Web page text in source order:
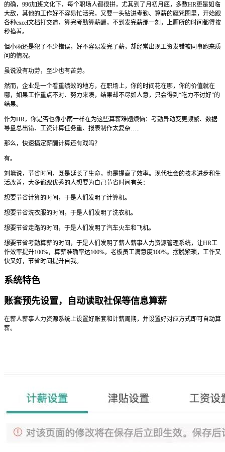
的确，996加班文化下，每个职场人都很拼，尤其到了月初月底，多数HR更是如临
大敌，其他的工作好不容易忙活完，又要一头钻进考勤、算薪的魔咒圈里，开始跟
各种excel文档打交道，算完考勤算薪酬，不到发完薪那一刻，上厕所的时间都得按
秒掐着。
但小雨还是犯了不少错误，好不容易发完了薪，却经常出现工资发错被同事跑来质
问的情况。
虽说没有功劳，至少也有苦劳。
然而，企业是一个看重绩效的地方，在职场上，你的时间花在哪，你的价值就在
哪，如果工作重点不对、努力来凑，结果却不尽如人意，只会得到“吃力不讨好”的
结果。
作为HR，你是否也像小雨一样在为这些算薪难题烦恼：考勤异动变更频繁、数据
导盘总出错、工资计算任务重、报表制作太复杂…..
那么，快速搞定薪酬计算还有戏吗？
有。
刘墉说，节省时间，既是延长了生命，也是提高了效率。现代社会的技术进步和生
活改善，大多都跟优秀的人想要为自己节省时间有关：
想要节省计算的时间，于是人们发明了计算机。
想要节省洗衣服的时间，于是人们发明了洗衣机。
想要节省走路的时间，于是人们发明了汽车火车和飞机。
想要节省考勤算薪的时间，于是人们发明了薪人薪事人力资源管理系统，让HR工
作效率提升100%，算薪准确率达100%，老板员工满意度100%。摆脱繁琐，工作又
快又好，节省时间提升自我。
系统特色
账套预先设置，自动读取社保等信息算薪
在薪人薪事人力资源系统上设置好账套和计薪周期，并设置好对应方式即可自动算
薪。